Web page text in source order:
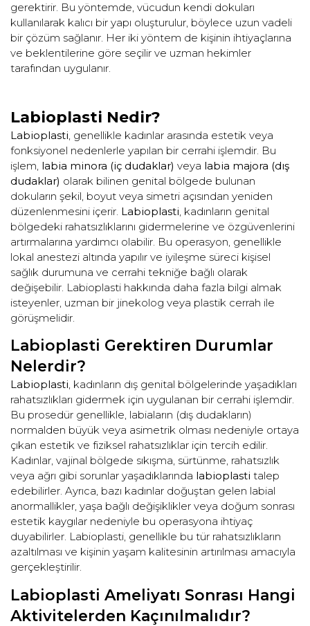
gerektirir. Bu yöntemde, vücudun kendi dokuları
kullanılarak kalıcı bir yapı oluşturulur, böylece uzun vadeli
bir çözüm sağlanır. Her iki yöntem de kişinin ihtiyaçlarına
ve beklentilerine göre seçilir ve uzman hekimler
tarafından uygulanır.
Labioplasti Nedir?
Labioplasti, genellikle kadınlar arasında estetik veya
fonksiyonel nedenlerle yapılan bir cerrahi işlemdir. Bu
işlem, labia minora (iç dudaklar) veya labia majora (dış
dudaklar) olarak bilinen genital bölgede bulunan
dokuların şekil, boyut veya simetri açısından yeniden
düzenlenmesini içerir. Labioplasti, kadınların genital
bölgedeki rahatsızlıklarını gidermelerine ve özgüvenlerini
artırmalarına yardımcı olabilir. Bu operasyon, genellikle
lokal anestezi altında yapılır ve iyileşme süreci kişisel
sağlık durumuna ve cerrahi tekniğe bağlı olarak
değişebilir. Labioplasti hakkında daha fazla bilgi almak
isteyenler, uzman bir jinekolog veya plastik cerrah ile
görüşmelidir.
Labioplasti Gerektiren Durumlar
Nelerdir?
Labioplasti, kadınların dış genital bölgelerinde yaşadıkları
rahatsızlıkları gidermek için uygulanan bir cerrahi işlemdir.
Bu prosedür genellikle, labiaların (dış dudakların)
normalden büyük veya asimetrik olması nedeniyle ortaya
çıkan estetik ve fiziksel rahatsızlıklar için tercih edilir.
Kadınlar, vajinal bölgede sıkışma, sürtünme, rahatsızlık
veya ağrı gibi sorunlar yaşadıklarında labioplasti talep
edebilirler. Ayrıca, bazı kadınlar doğuştan gelen labial
anormallikler, yaşa bağlı değişiklikler veya doğum sonrası
estetik kaygılar nedeniyle bu operasyona ihtiyaç
duyabilirler. Labioplasti, genellikle bu tür rahatsızlıkların
azaltılması ve kişinin yaşam kalitesinin artırılması amacıyla
gerçekleştirilir.
Labioplasti Ameliyatı Sonrası Hangi
Aktivitelerden Kaçınılmalıdır?